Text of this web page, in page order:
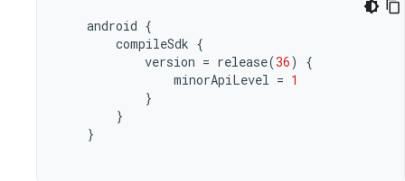
android {
compileSdk {
version = release(36)
{
minorApiLevel = 1
}
}
}